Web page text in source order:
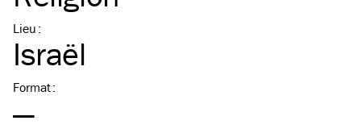
Lieu :
Israël
Format:
—